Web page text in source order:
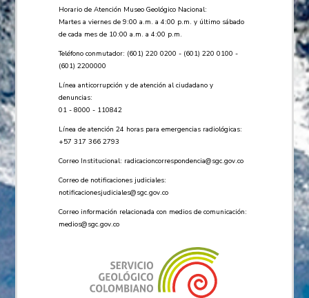
Horario de Atención Museo Geológico Nacional:
Martes a viernes de 9:00 a.m. a 4:00 p.m. y último sábado
de cada mes de 10:00 a.m. a 4:00 p.m.
Teléfono conmutador: (601) 220 0200 - (601) 220 0100 -
(601) 2200000
Línea anticorrupción y de atención al ciudadano y
denuncias:
01 - 8000 - 110842
Línea de atención 24 horas para emergencias radiológicas:
+57 ​317 366 2793
Correo Institucional: radicacioncorrespondencia@sgc.gov.co
Correo de notificaciones judiciales:
notificacionesjudiciales@sgc.gov.co
Correo información relacionada con medios de comunicación:
medios@sgc.gov.co